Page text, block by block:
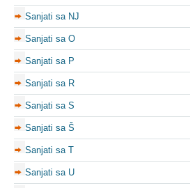
Sanjati sa NJ
Sanjati sa O
Sanjati sa P
Sanjati sa R
Sanjati sa S
Sanjati sa Š
Sanjati sa T
Sanjati sa U